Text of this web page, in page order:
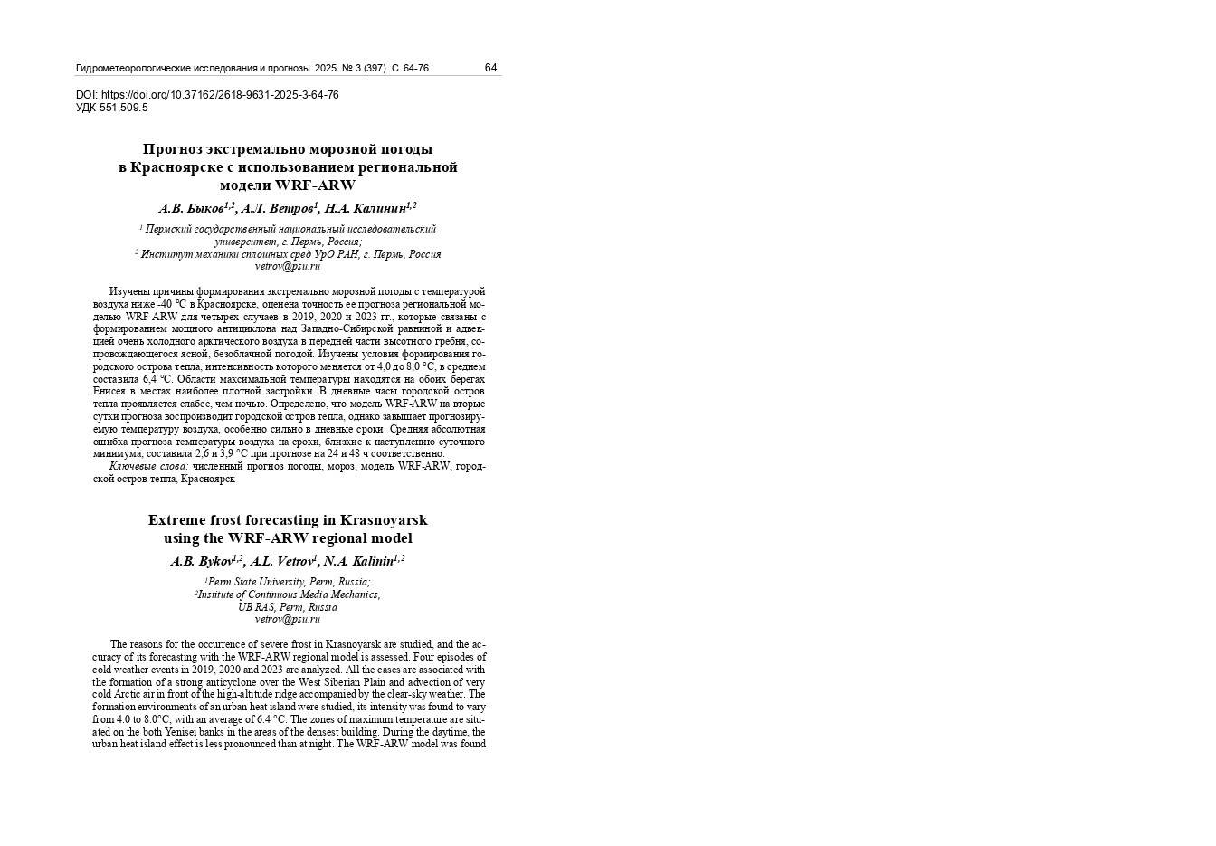
Гидрометеорологические исследования и прогнозы. 2025. № 3 (397). С. 64-76 64
DOI: https://doi.org/10.37162/2618-9631-2025-3-64-76
УДК 551.509.5
Прогноз экстремально морозной погоды
в Красноярске c использованием региональной
модели WRF-ARW
А.В. Быков1,2, А.Л. Ветров1, Н.А. Калинин1,2
1 Пермский государственный национальный исследовательский
университет, г. Пермь, Россия;
2 Институт механики сплошных сред УрО РАН, г. Пермь, Россия
vetrov@psu.ru
Изучены причины формирования экстремально морозной погоды с температурой
воздуха ниже-40 °C в Красноярске, оценена точность ее прогноза региональной мо-
делью WRF-ARW для четырех случаев в 2019, 2020 и 2023 гг.
, которые связаны с
формированием мощного антициклона над Западно-Сибирской равниной и адвек-
цией очень холодного арктического воздуха в передней части высотного гребня, со-
провождающегося ясной, безоблачной погодой. Изучены условия формирования го-
родского острова тепла, интенсивность которого меняется от 4,0 до8,0 °C, в среднем
составила 6,4 °C.Области максимальной температуры находятся на обоих берегах
Енисея в местах наиболее плотной застройки. В дневные часы городской остров
тепла проявляется слабее, чем ночью. Определено, что модель WRF-ARWна вторые
сутки прогноза воспроизводит городской остров тепла, однако завышает прогнозиру-
емую температуру воздуха, особенно сильно в дневные сроки. Средняя абсолютная
ошибка прогноза температуры воздуха на сроки, близкие к наступлению суточного
минимума, составила 2,6 и 3,9°C при прогнозе на 24 и 48 ч соответственно.
Ключевые слова: численный прогноз погоды, мороз, модель WRF-ARW, город-
ской остров тепла, Красноярск
Extreme frost forecasting in Krasnoyarsk
using the WRF-ARW regional model
A.B. Bykov1,2, A.L. Vetrov1, N.A. Kalinin1,2
1Perm State University, Perm, Russia;
2Institute of Continuous Media Mechanics,
UB RAS, Perm, Russia
vetrov@psu.ru
The reasons for the occurrence of severe frost in Krasnoyarsk are studied, and the ac-
curacy of its forecasting with the WRF-ARW regional model is assessed. Four episodes of
cold weather events in 2019, 2020 and 2023 are analyzed. All the cases are associated with
the formation of a strong anticyclone over the West Siberian Plain and advection of very
cold Arctic air in front of the high-altitude ridge accompanied by the clear-sky weather. The
formation environments of an urban heat island were studied, its intensity was found to vary
from 4.0 to 8.0°C, with an average of 6.4 °C. The zones of maximum temperature are situ-
ated on the both Yenisei banks in the areas of the densest building. During the daytime, the
urban heat island effect is less pronounced than at night. The WRF-ARW model was found